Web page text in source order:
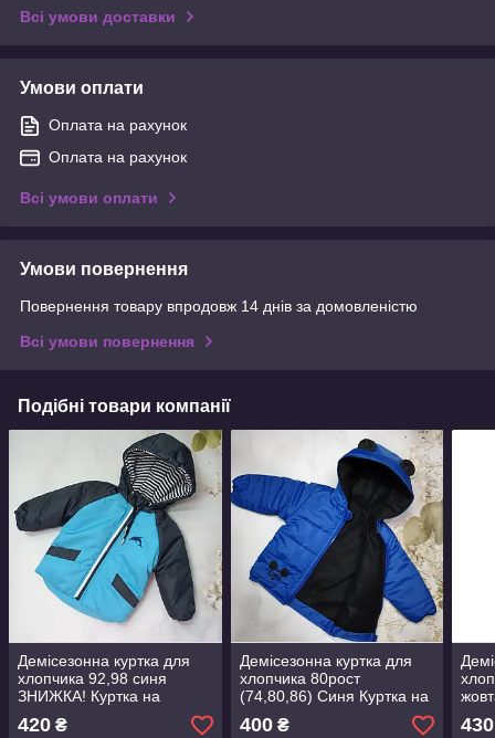
Всі умови доставки
Умови оплати
Оплата на рахунок
Оплата на рахунок
Всі умови оплати
Умови повернення
Повернення товару впродовж 14 днів за домовленістю
Всі умови повернення
Подібні товари компанії
Демісезонна куртка для
хлопчика 92,98 синя
ЗНИЖКА! Куртка на
хлопчика демісезонна
420 ₴
Демісезонна куртка для
хлопчика 80рост
(74,80,86) Синя Куртка на
хлопчика демі
400₴
Мій
430